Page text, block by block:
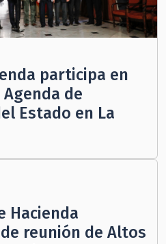
participa en
de
Estado en La
Hacienda
reunión de Altos